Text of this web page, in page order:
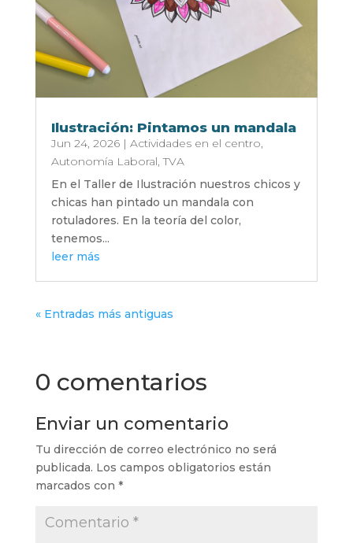
Ilustración: Pintamos un mandala
Jun 24, 2026| Actividades en el centro,
Autonomía Laboral,TVA
En el Taller de Ilustración nuestros chicos y
chicas han pintado un mandala con
rotuladores. En la teoría del color,
tenemos...
leer más
« Entradas más antiguas
0 comentarios
Enviar un comentario
Tu dirección de correo electrónico no será
publicada. Los campos obligatorios están
marcados con *